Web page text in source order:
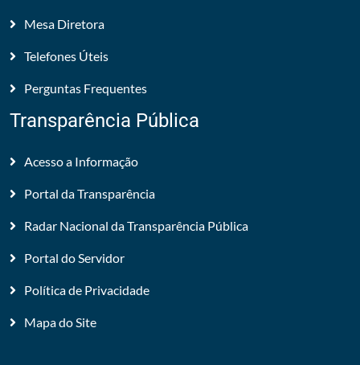
Mesa Diretora
Telefones Úteis
Perguntas Frequentes
Transparência Pública
Acesso a Informação
Portal da Transparência
Radar Nacional da Transparência Pública
Portal do Servidor
Política de Privacidade
Mapa do Site